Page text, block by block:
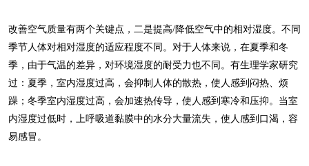
改善空气质量有两个关键点，二是提高/降低空气中的相对湿度。不同
季节人体对相对湿度的适应程度不同。对于人体来说，在夏季和冬
季，由于气温的差异，对环境湿度的耐受力也不同。有生理学家研究
过：夏季，室内湿度过高，会抑制人体的散热，使人感到闷热、烦
躁；冬季室内湿度过高，会加速热传导，使人感到寒冷和压抑。当室
内湿度过低时，上呼吸道黏膜中的水分大量流失，使人感到口渴，容
易感冒。